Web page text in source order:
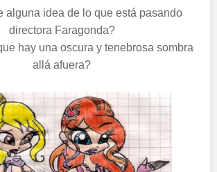
alguna idea de lo que está pasando
directora Faragonda?
hay una oscura y tenebrosa sombra
allá afuera?